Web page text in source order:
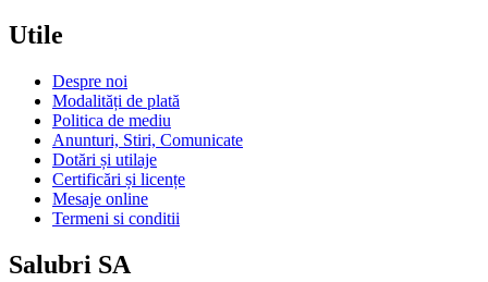
Utile
Despre noi
Modalități de plată
Politica de mediu
Anunturi, Stiri, Comunicate
Dotări și utilaje
Certificări și licențe
Mesaje online
Termeni si conditii
Salubri SA